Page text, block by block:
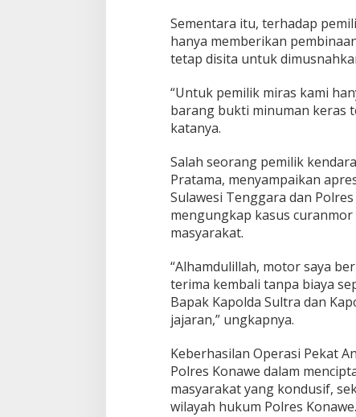
Sementara itu, terhadap
hanya memberikan
tetap disita untuk
“Untuk pemilik miras kami
barang bukti minuman keras
katanya.
Salah seorang pemilik
Pratama, menyampaikan
Sulawesi Tenggara dan
mengungkap kasus
masyarakat.
“Alhamdulillah, motor saya
terima kembali tanpa biaya
Bapak Kapolda Sultra dan
jajaran,” ungkapnya.
Keberhasilan Operasi Pekat
Polres Konawe dalam
masyarakat yang kondusif,
wilayah hukum Polres Konawe.